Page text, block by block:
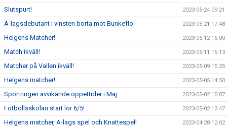
Slutspurt! 2023-05-24 09:21
A-lagsdebutant i vinsten borta mot Bunkeflo 2023-05-21 17:48
Helgens Matcher! 2023-05-12 15:00
Match ikväll! 2023-05-11 15:13
Matcher på Vallen ikväll! 2023-05-09 15:25
Helgens matcher! 2023-05-05 14:50
Sportringen avvikande öppettider i Maj 2023-05-02 15:07
Fotbollsskolan start lör 6/5! 2023-05-02 13:47
Helgens matcher, A-lags spel och Knattespel! 2023-04-28 12:02